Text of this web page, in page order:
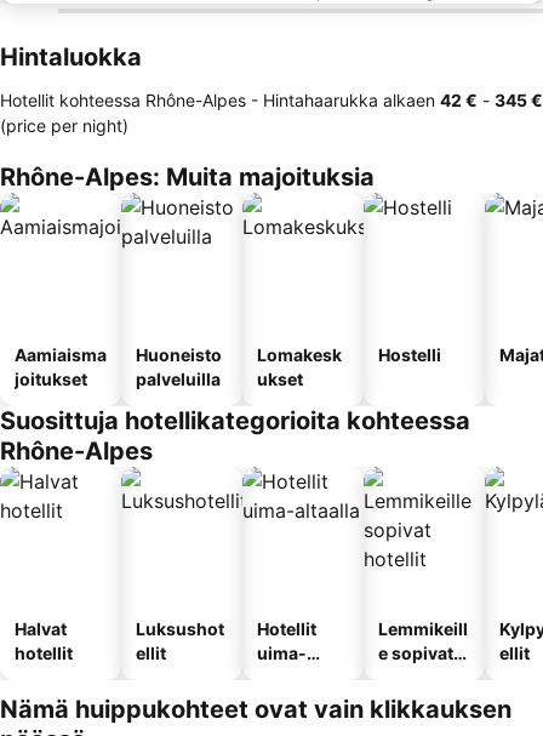
Hintaluokka
Hotellit kohteessa Rhône-Alpes - Hintahaarukka alkaen ‎42 € - ‎345 €
(price per night)
Rhône-Alpes: Muita majoituksia
Aamiaisma
joitukset
Huoneisto
palveluilla
Lomakesk
ukset
Hostelli
Suosittuja hotellikategorioita kohteessa
Rhône-Alpes
Halvat
hotellit
Luksushot
ellit
Hotellit
uima-
Lemmikeill
e sopivat
ellit
Nämä huippukohteet ovat vain klikkauksen